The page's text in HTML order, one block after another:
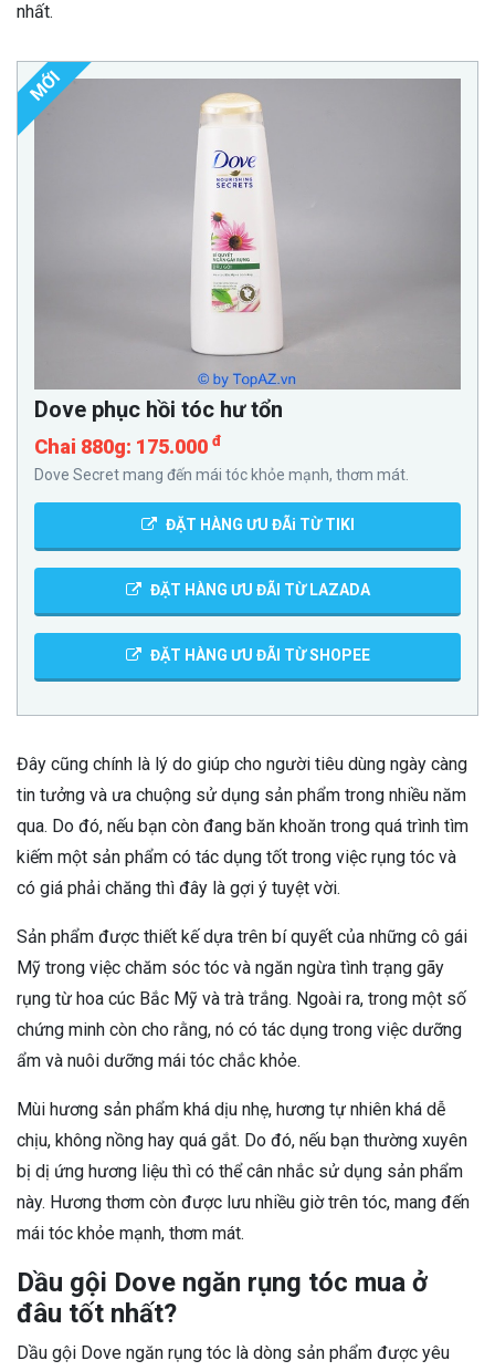
nhất.
MỚI
Dove phục hồi tóc hư tổn
Chai 880g: 175.000 đ
Dove Secret mang đến mái tóc khỏe mạnh, thơm mát.
ĐẶT HÀNG ƯU ĐÃi TỪ TIKI
ĐẶT HÀNG ƯU ĐÃI TỪ LAZADA
ĐẶT HÀNG ƯU ĐÃI TỪ SHOPEE
Đây cũng chính là lý do giúp cho người tiêu dùng ngày càng
tin tưởng và ưa chuộng sử dụng sản phẩm trong nhiều năm
qua. Do đó, nếu bạn còn đang băn khoăn trong quá trình tìm
kiếm một sản phẩm có tác dụng tốt trong việc rụng tóc và
có giá phải chăng thì đây là gợi ý tuyệt vời.
Sản phẩm được thiết kế dựa trên bí quyết của những cô gái
Mỹ trong việc chăm sóc tóc và ngăn ngừa tình trạng gãy
rụng từ hoa cúc Bắc Mỹ và trà trắng. Ngoài ra, trong một số
chứng minh còn cho rằng, nó có tác dụng trong việc dưỡng
ẩm và nuôi dưỡng mái tóc chắc khỏe.
Mùi hương sản phẩm khá dịu nhẹ, hương tự nhiên khá dễ
chịu, không nồng hay quá gắt. Do đó, nếu bạn thường xuyên
bị dị ứng hương liệu thì có thể cân nhắc sử dụng sản phẩm
này. Hương thơm còn được lưu nhiều giờ trên tóc, mang đến
mái tóc khỏe mạnh, thơm mát.
Dầu gội Dove ngăn rụng tóc mua ở
đâu tốt nhất?
Dầu gội Dove ngăn rụng tóc là dòng sản phẩm được yêu